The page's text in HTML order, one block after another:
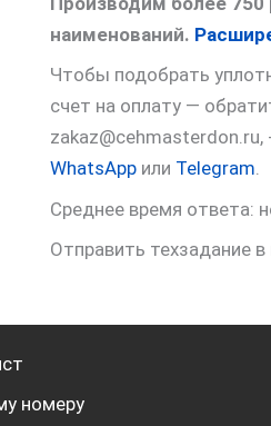
наименований.
Чтобы подобрать
счет на оплату —
WhatsApp или Telegram.
Среднее время ответа:
Отправить техзадание
номеру